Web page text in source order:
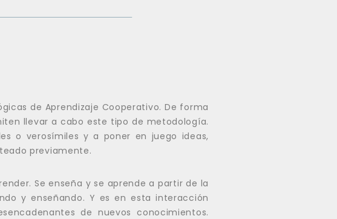
de Aprendizaje Cooperativo. De forma
llevar a cabo este tipo de metodología.
o verosímiles y a poner en juego ideas,
previamente.
Se enseña y se aprende a partir de la
y enseñando. Y es en esta interacción
de nuevos conocimientos.